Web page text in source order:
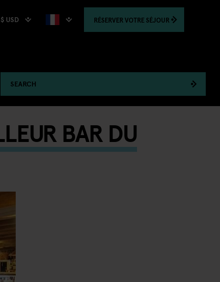
$ USD RÉSERVER VOTRE SÉJOUR
SEARCH
BAR DU